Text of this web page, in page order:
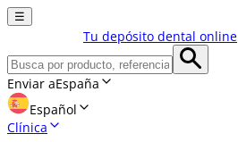
☰
Tu depósito dental online
Enviar aEspaña
Español
Clínica